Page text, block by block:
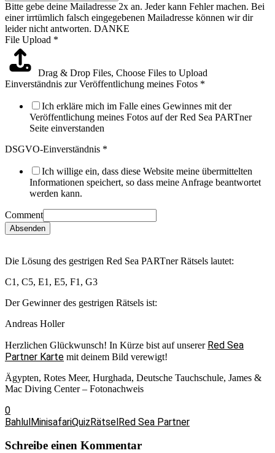
Bitte gebe deine Mailadresse 2x an. Jeder kann Fehler machen. Bei
einer irrtümlich falsch eingegebenen Mailadresse können wir dir
leider nicht antworten. DANKE
File Upload *
Drag & Drop Files, Choose Files to Upload
Einverständnis zur Veröffentlichung meines Fotos *
Ich erkläre mich im Falle eines Gewinnes mit der
Veröffentlichung meines Fotos auf der Red Sea PARTner
Seite einverstanden
DSGVO-Einverständnis *
Ich willige ein, dass diese Website meine übermittelten
Informationen speichert, so dass meine Anfrage beantwortet
werden kann.
Comment
Absenden
Die Lösung des gestrigen Red Sea PARTner Rätsels lautet:
C1, C5, E1, E5, F1, G3
Der Gewinner des gestrigen Rätsels ist:
Andreas Holler
Herzlichen Glückwunsch! In Kürze bist auf unserer Red Sea
Partner Karte mit deinem Bild verewigt!
Ägypten, Rotes Meer, Hurghada, Deutsche Tauchschule, James &
Mac Diving Center – Fotonachweis
0
BahlulMinisafariQuizRätselRed Sea Partner
Schreibe einen Kommentar